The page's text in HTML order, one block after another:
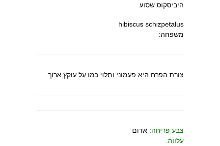
היביסקוס שסוע
hibiscus schizpetalus
משפחה:
צורת הפרח היא פעמוני ותלוי כמו על עוקץ ארוך.
צבע פריחה: אדום
עלווה: